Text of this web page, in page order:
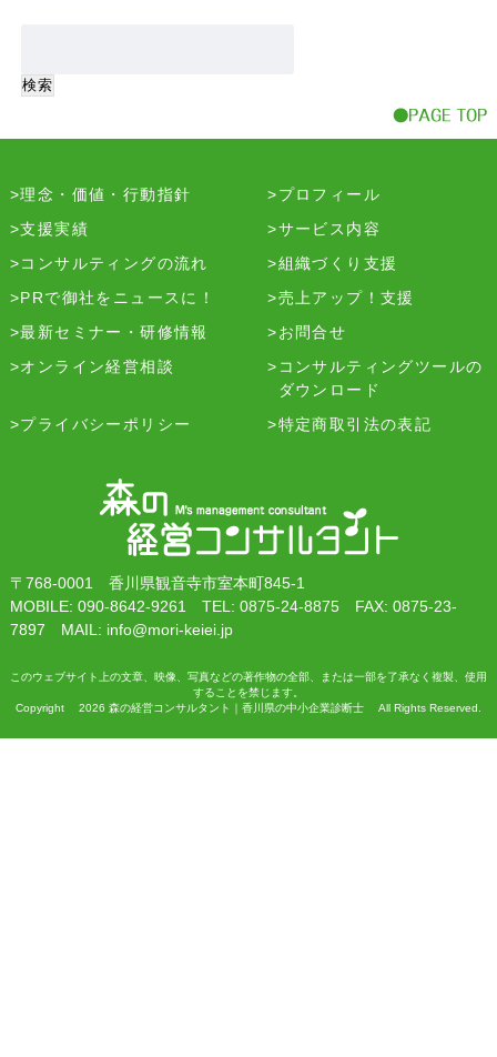
理念・価値・行動指針
プロフィール
支援実績
サービス内容
コンサルティングの流れ
組織づくり支援
PRで御社をニュースに！
売上アップ！支援
最新セミナー・研修情報
お問合せ
オンライン経営相談
コンサルティングツールの
ダウンロード
プライバシーポリシー
特定商取引法の表記
〒768-0001 香川県観音寺市室本町845-1
MOBILE: 090-8642-9261 TEL: 0875-24-8875 FAX: 0875-23-
7897 MAIL: info@mori-keiei.jp
このウェブサイト上の文章、映像、写真などの著作物の全部、または一部を了承なく複製、使用
することを禁じます。
Copyright 2026 森の経営コンサルタント｜香川県の中小企業診断士 All Rights Reserved.